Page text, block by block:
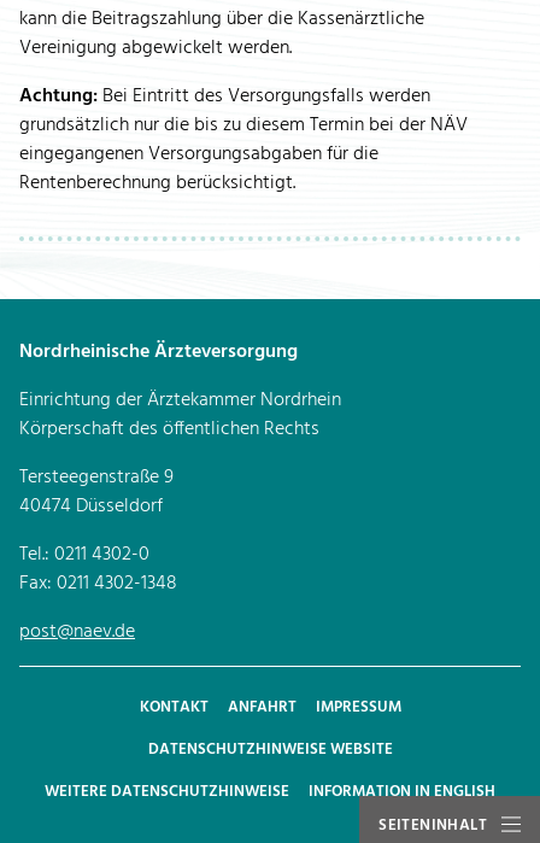
SEITENINHALT
kann die Beitragszahlung über die Kassenärztliche
Vereinigung abgewickelt werden.
Achtung:Bei Eintritt des Versorgungsfalls werden
grundsätzlich nur die bis zu diesem Termin bei der NÄV
eingegangenen Versorgungsabgaben für die
Rentenberechnung berücksichtigt.
KONTAKT ANFAHRT
IMPRESSUM
DATENSCHUTZHINWEISE WEBSITE
WEITERE DATENSCHUTZHINWEISE
INFORMATION IN ENGLISH
Nordrheinische Ärzteversorgung
Einrichtung der Ärztekammer Nordrhein
Körperschaft des öffentlichen Rechts
Tersteegenstraße 9
40474 Düsseldorf
Tel.: 0211 4302-0
Fax: 0211 4302-1348
post@naev.de